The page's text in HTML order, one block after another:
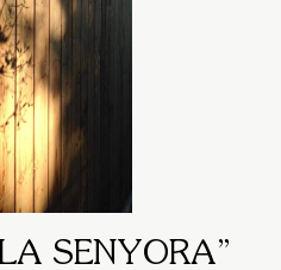
SENYORA”